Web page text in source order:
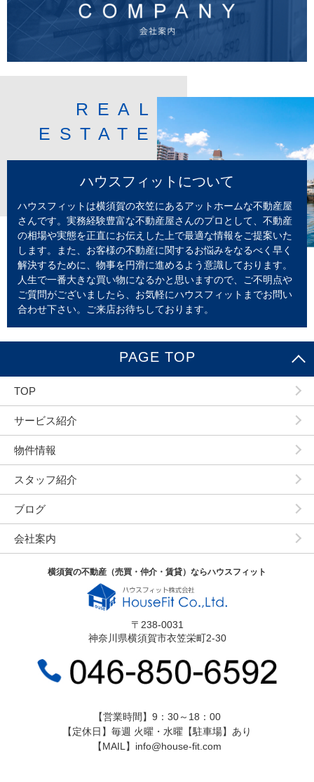
REAL
ESTATE
ハウスフィットについて
ハウスフィットは横須賀の衣笠にあるアットホームな不動産屋
さんです。実務経験豊富な不動産屋さんのプロとして、不動産
の相場や実態を正直にお伝えした上で最適な情報をご提案いた
します。また、お客様の不動産に関するお悩みをなるべく早く
解決するために、物事を円滑に進めるよう意識しております。
人生で一番大きな買い物になるかと思いますので、ご不明点や
ご質問がございましたら、お気軽にハウスフィットまでお問い
合わせ下さい。ご来店お待ちしております。
PAGE TOP
TOP
サービス紹介
物件情報
スタッフ紹介
ブログ
会社案内
横須賀の不動産（売買・仲介・賃貸）ならハウスフィット
〒238-0031
神奈川県横須賀市衣笠栄町2-30
【営業時間】9：30～18：00
【定休日】毎週 火曜・水曜【駐車場】あり
【MAIL】info@house-fit.com